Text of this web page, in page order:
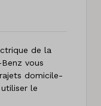
de la
vous
domicile-
le